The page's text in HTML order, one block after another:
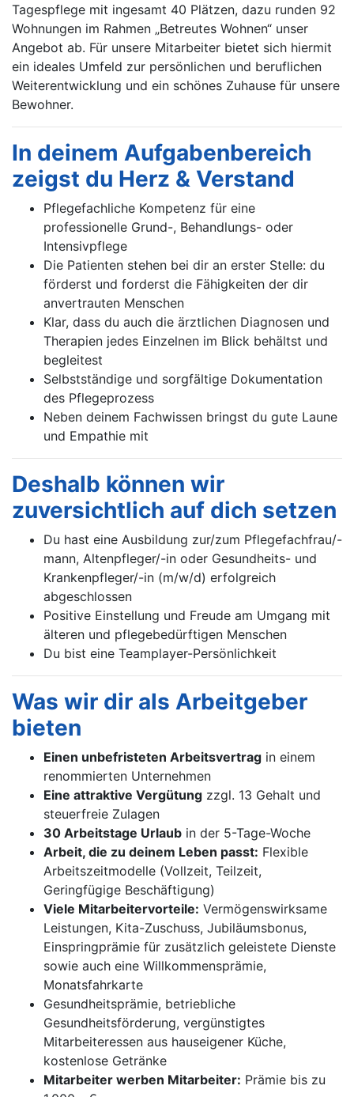
Tagespflege mit ingesamt 40 Plätzen, dazu runden 92
Wohnungen im Rahmen „Betreutes Wohnen“ unser
Angebot ab. Für unsere Mitarbeiter bietet sich hiermit
ein ideales Umfeld zur persönlichen und beruflichen
Weiterentwicklung und ein schönes Zuhause für unsere
Bewohner.
In deinem Aufgabenbereich
zeigst du Herz & Verstand
Pflegefachliche Kompetenz für eine
professionelle Grund-, Behandlungs- oder
Intensivpflege
Die Patienten stehen bei dir an erster Stelle: du
förderst und forderst die Fähigkeiten der dir
anvertrauten Menschen
Klar, dass du auch die ärztlichen Diagnosen und
Therapien jedes Einzelnen im Blick behältst und
begleitest
Selbstständige und sorgfältige Dokumentation
des Pflegeprozess
Neben deinem Fachwissen bringst du gute Laune
und Empathie mit
Deshalb können wir
zuversichtlich auf dich setzen
Du hast eine Ausbildung zur/zum Pflegefachfrau/-
mann, Altenpfleger/-in oder Gesundheits- und
Krankenpfleger/-in (m/w/d) erfolgreich
abgeschlossen
Positive Einstellung und Freude am Umgang mit
älteren und pflegebedürftigen Menschen
Du bist eine Teamplayer-Persönlichkeit
Was wir dir als Arbeitgeber
bieten
Einen unbefristeten Arbeitsvertrag in einem
renommierten Unternehmen
Eine attraktive Vergütung zzgl. 13 Gehalt und
steuerfreie Zulagen
30 Arbeitstage Urlaub in der 5-Tage-Woche
Arbeit, die zu deinem Leben passt: Flexible
Arbeitszeitmodelle (Vollzeit, Teilzeit,
Geringfügige Beschäftigung)
Viele Mitarbeitervorteile: Vermögenswirksame
Leistungen, Kita-Zuschuss, Jubiläumsbonus,
Einspringprämie für zusätzlich geleistete Dienste
sowie auch eine Willkommensprämie,
Monatsfahrkarte
Gesundheitsprämie, betriebliche
Gesundheitsförderung, vergünstigtes
Mitarbeiteressen aus hauseigener Küche,
kostenlose Getränke
Mitarbeiter werben Mitarbeiter: Prämie bis zu